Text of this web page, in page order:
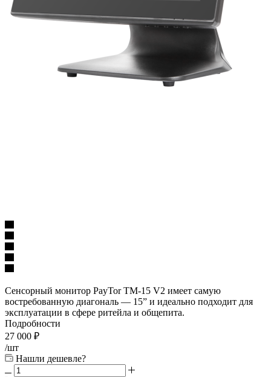
Сенсорный монитор PayTor TM-15 V2 имеет самую
востребованную диагональ — 15” и идеально подходит для
эксплуатации в сфере ритейла и общепита.
Подробности
27 000 ₽
/шт
Нашли дешевле?